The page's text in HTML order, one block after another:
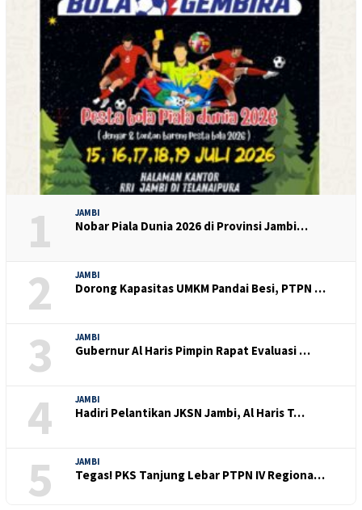
1 JAMBI
Nobar Piala Dunia 2026 di Provinsi Jambi…
2 JAMBI
Dorong Kapasitas UMKM Pandai Besi, PTPN …
3 JAMBI
Gubernur Al Haris Pimpin Rapat Evaluasi …
4 JAMBI
Hadiri Pelantikan JKSN Jambi, Al Haris T…
5 JAMBI
Tegas! PKS Tanjung Lebar PTPN IV Regiona…